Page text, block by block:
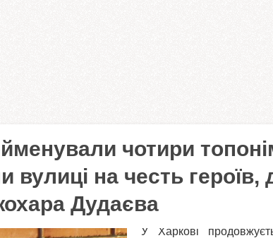
чотири
вулиці на честь героїв,
Дудаєва
У Харкові